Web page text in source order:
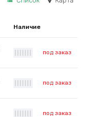
Наличие
под заказ
под заказ
под заказ